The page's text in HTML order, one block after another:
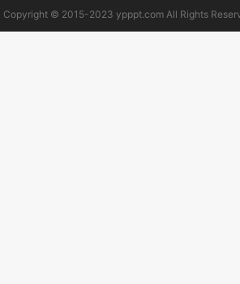
Copyright © 2015-2023 ypppt.com All Rights